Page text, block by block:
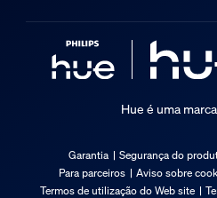
Hue é uma marca
Garantia Segurança do
Para parceiros
Aviso sobre
Termos de utilização do Web site